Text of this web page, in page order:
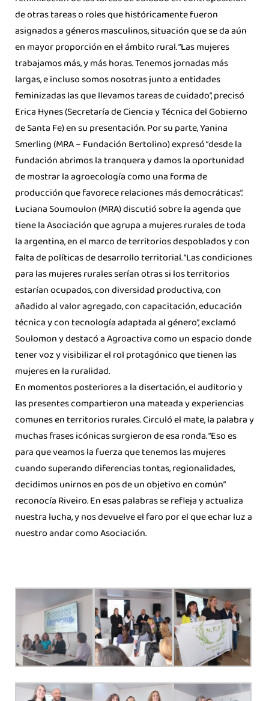
de otras tareas o roles que históricamente fueron
asignados a géneros masculinos, situación que se da aún
en mayor proporción en el ámbito rural. “Las mujeres
trabajamos más, y más horas. Tenemos jornadas más
largas, e incluso somos nosotras junto a entidades
feminizadas las que llevamos tareas de cuidado”, precisó
Erica Hynes (Secretaría de Ciencia y Técnica del Gobierno
de Santa Fe) en su presentación. Por su parte, Yanina
Smerling (MRA – Fundación Bertolino) expresó “desde la
fundación abrimos la tranquera y damos la oportunidad
de mostrar la agroecología como una forma de
producción que favorece relaciones más democráticas”.
Luciana Soumoulon (MRA) discutió sobre la agenda que
tiene la Asociación que agrupa a mujeres rurales de toda
la argentina, en el marco de territorios despoblados y con
falta de políticas de desarrollo territorial. “Las condiciones
para las mujeres rurales serían otras si los territorios
estarían ocupados, con diversidad productiva, con
añadido al valor agregado, con capacitación, educación
técnica y con tecnología adaptada al género”, exclamó
Soulomon y destacó a Agroactiva como un espacio donde
tener voz y visibilizar el rol protagónico que tienen las
mujeres en la ruralidad.
En momentos posteriores a la disertación, el auditorio y
las presentes compartieron una mateada y experiencias
comunes en territorios rurales. Circuló el mate, la palabra y
muchas frases icónicas surgieron de esa ronda. “Eso es
para que veamos la fuerza que tenemos las mujeres
cuando superando diferencias tontas, regionalidades,
decidimos unirnos en pos de un objetivo en común”
reconocía Riveiro. En esas palabras se refleja y actualiza
nuestra lucha, y nos devuelve el faro por el que echar luz a
nuestro andar como Asociación.